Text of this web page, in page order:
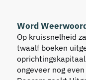
Word
Op kruissnelheid
twaalf boeken
ongeveer nog